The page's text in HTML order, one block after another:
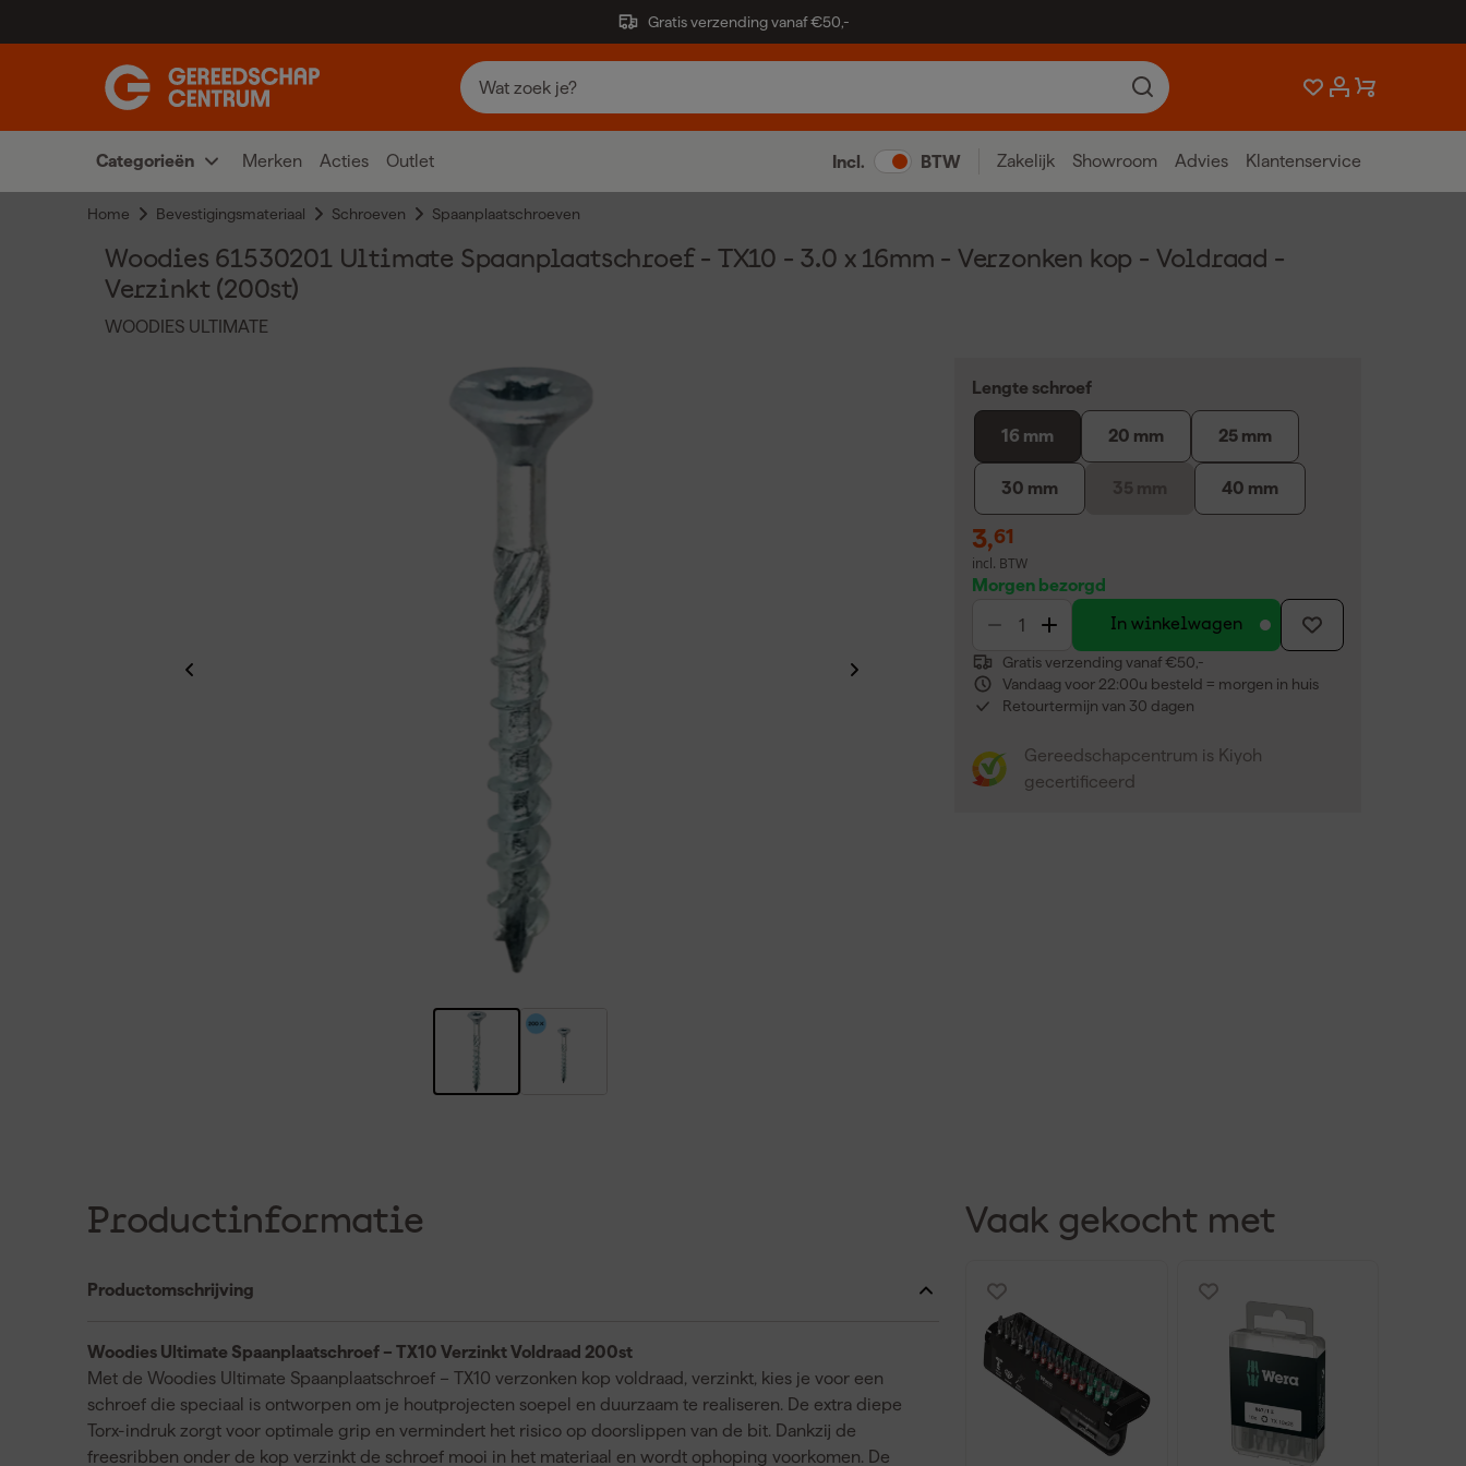
Gratis verzending vanaf €50,-
Categorieën Merken Acties Outlet Incl. BTW Zakelijk Showroom Advies Klantenservice
Home Bevestigingsmateriaal Schroeven Spaanplaatschroeven
Woodies 61530201 Ultimate Spaanplaatschroef - TX10 - 3.0 x 16mm - Verzonken kop - Voldraad -
Verzinkt (200st)
WOODIES ULTIMATE
Lengte schroef
16 mm 20 mm 25 mm
30 mm 40 mm
3,61
incl. BTW
Morgen bezorgd
In winkelwagen
Gratis verzending vanaf €50,-
Vandaag voor 22:00u besteld = morgen in huis
Retourtermijn van 30 dagen
Gereedschapcentrum is Kiyoh
gecertificeerd
Productinformatie
Productomschrijving
Woodies Ultimate Spaanplaatschroef – TX10 Verzinkt Voldraad 200st
Met de Woodies Ultimate Spaanplaatschroef – TX10 verzonken kop voldraad, verzinkt, kies je voor een
schroef die speciaal is ontworpen om je houtprojecten soepel en duurzaam te realiseren. De extra diepe
Torx-indruk zorgt voor optimale grip en vermindert het risico op doorslippen van de bit. Dankzij de
freesribben onder de kop verzinkt de schroef mooi in het materiaal en wordt ophoping voorkomen. De
Vaak gekocht met